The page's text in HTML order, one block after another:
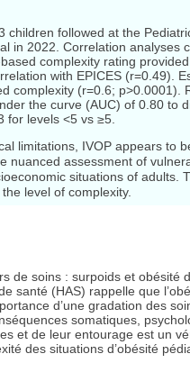
children followed at the
in 2022. Correlation analyses
complexity rating
with EPICES (r=0.49).
complexity (r=0.6; p>0.0001).
the curve (AUC) of 0.80 to
for levels <5 vs ≥5.
limitations, IVOP appears to
nuanced assessment of
situations of adults.
level of complexity.
de soins : surpoids et obésité
santé (HAS) rappelle que
d’une gradation des
somatiques,
et de leur entourage est un
des situations d’obésité